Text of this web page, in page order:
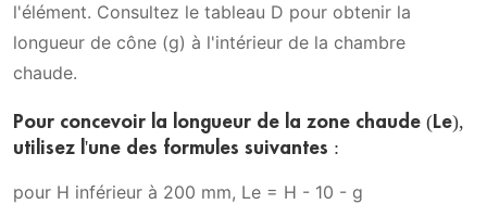
l'élément. Consultez le tableau D pour obtenir la
longueur de cône (g) à l'intérieur de la chambre
chaude.
Pour concevoir la longueur de la zone chaude (Le),
utilisez l'une des formules suivantes :
pour H inférieur à 200 mm, Le = H - 10 - g